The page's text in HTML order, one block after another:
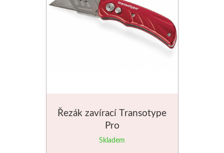
Řezák zavírací Transotype
Pro
Skladem